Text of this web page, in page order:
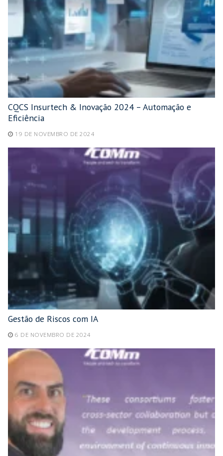
CQCS Insurtech & Inovação 2024 – Automação e
Eficiência
19 DE NOVEMBRO DE 2024
Gestão de Riscos com IA
6 DE NOVEMBRO DE 2024